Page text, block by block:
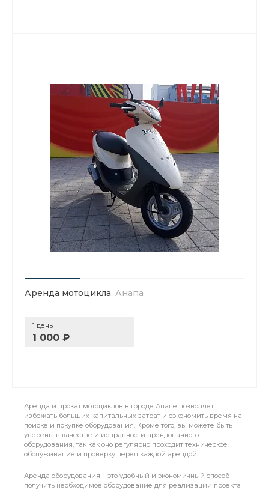
Аренда мотоцикла, Анапа
1 день
1 000 ₽
Аренда и прокат мотоциклов в городе Анапе позволяет
избежать больших капитальных затрат и сэкономить время на
поиске и покупке оборудования. Кроме того, вы можете быть
уверены в качестве и исправности арендованного
оборудования, так как оно регулярно проходит техническое
обслуживание и проверку перед каждой арендой.
Аренда оборудования – это удобный и экономичный способ
получить необходимое оборудование для реализации проекта